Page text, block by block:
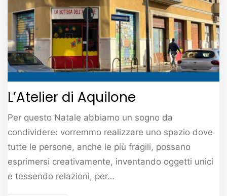
L’Atelier di Aquilone
Per questo Natale abbiamo un sogno da
condividere: vorremmo realizzare uno spazio dove
tutte le persone, anche le più fragili, possano
esprimersi creativamente, inventando oggetti unici
e tessendo relazioni, per…